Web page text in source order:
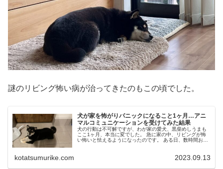
謎のリビング怖い病が治ってきたのもこの頃でした。
犬が家を怖がりパニックになること1ヶ月…アニ
マルコミュニケーションを受けてみた結果
犬の行動は不可解ですが、わが家の愛犬、黒柴めしうまも
ここ1ヶ月、本当に変でした。 急に家の中、リビングが怖
い怖いと怯えるようになったのです。 ある日、数時間お留
kotatsumurike.com 2023.09.13